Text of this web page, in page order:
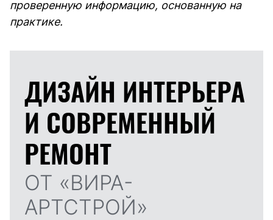
проверенную информацию, основанную на
практике.
ДИЗАЙН ИНТЕРЬЕРА
И СОВРЕМЕННЫЙ
РЕМОНТ
ОТ «ВИРА-
АРТСТРОЙ»